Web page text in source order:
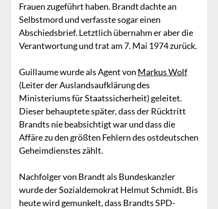
Frauen zugeführt haben. Brandt dachte an
Selbstmord und verfasste sogar einen
Abschiedsbrief. Letztlich übernahm er aber die
Verantwortung und trat am 7. Mai 1974 zurück.
Guillaume wurde als Agent von Markus Wolf
(Leiter der Auslandsaufklärung des
Ministeriums für Staatssicherheit) geleitet.
Dieser behauptete später, dass der Rücktritt
Brandts nie beabsichtigt war und dass die
Affäre zu den größten Fehlern des ostdeutschen
Geheimdienstes zählt.
Nachfolger von Brandt als Bundeskanzler
wurde der Sozialdemokrat Helmut Schmidt. Bis
heute wird gemunkelt, dass Brandts SPD-